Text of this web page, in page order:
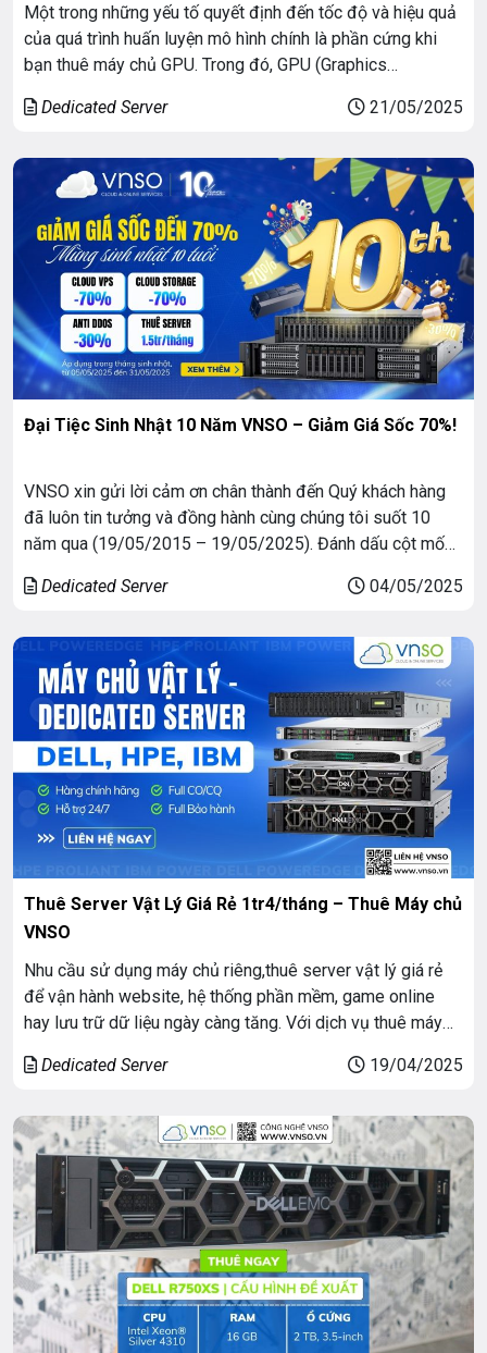
Một trong những yếu tố quyết định đến tốc độ và hiệu quả
của quá trình huấn luyện mô hình chính là phần cứng khi
bạn thuê máy chủ GPU. Trong đó, GPU (Graphics
để huấn luyện các mô hình học sâu, thay vì […]
Dedicated Server 21/05/2025
Đại Tiệc Sinh Nhật 10 Năm VNSO – Giảm Giá Sốc 70%!
VNSO xin gửi lời cảm ơn chân thành đến Quý khách hàng
đã luôn tin tưởng và đồng hành cùng chúng tôi suốt 10
năm qua (19/05/2015 – 19/05/2025). Đánh dấu cột mốc
khuyến mãi tháng 5 “Đại tiệc sinh nhật 10 Năm VNSO […]
Dedicated Server 04/05/2025
Thuê Server Vật Lý Giá Rẻ 1tr4/tháng – Thuê Máy chủ
VNSO
Nhu cầu sử dụng máy chủ riêng,thuê server vật lý giá rẻ
để vận hành website, hệ thống phần mềm, game online
hay lưu trữ dữ liệu ngày càng tăng. Với dịch vụ thuê máy
mẽ, độc lập với chi phí […]
Dedicated Server 19/04/2025